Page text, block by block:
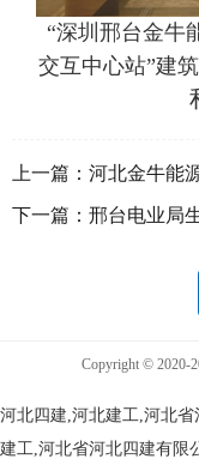
“深圳邢台金牛
交互中心站”建筑
上一篇： 河北金牛能
下一篇： 邢台电业局
Copyright ©
河北四建,河北建工,河北
建工,河北省河北四建有限